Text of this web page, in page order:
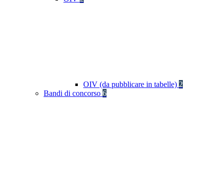
OIV (da pubblicare in tabelle) 2
Bandi di concorso 6